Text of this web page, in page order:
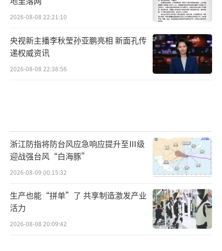
2026-08-08 22:21:10
央视新主播李秋莹孙亚鹏亮相 新面孔传
递权威资讯
2026-08-08 22:38:56
浙江防指将防台风应急响应提升至Ⅲ级
迎战强台风“白海豚”
2026-08-09 00:15:32
生产也能“拼单”了 共享制造激发产业
活力
2026-08-08 20:09:42